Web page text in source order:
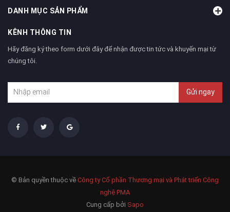
DANH MỤC SẢN PHẨM
KÊNH THÔNG TIN
Hãy đăng ký theo form dưới đây để nhận được tin tức và khuyến mại từ
chúng tôi.
Gửi ngay
© Bản quyền thuộc về Công ty Cổ phần Thương mại và Phát triển Công
nghệ PMA
Cung cấp bởi Sapo